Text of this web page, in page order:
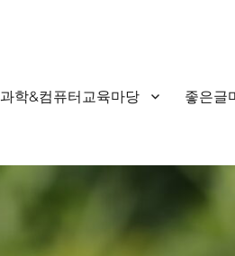
과학&컴퓨터교육마당 좋은글